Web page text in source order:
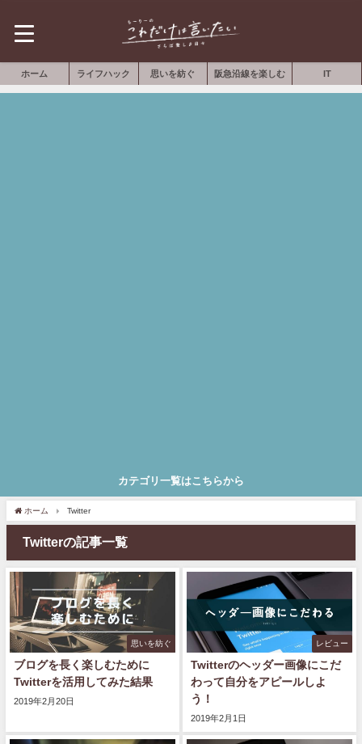
ホーム ライフハック 思いを紡ぐ 阪急沿線を楽しむ IT
カテゴリ一覧はこちらから
ホーム Twitter
Twitterの記事一覧
思いを紡ぐ
ブログを長く楽しむために
Twitterを活用してみた結果
2019年2月20日
レビュー
Twitterのヘッダー画像にこだ
わって自分をアピールしよ
う！
2019年2月1日